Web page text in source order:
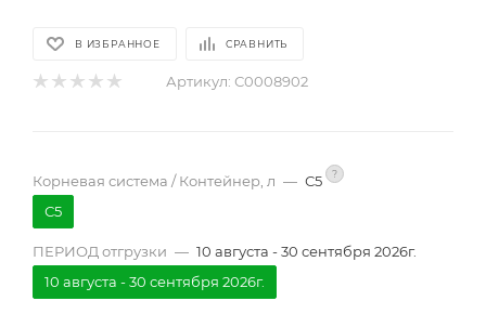
В ИЗБРАННОЕ СРАВНИТЬ
Артикул: С0008902
Корневая система / Контейнер, л — С5 ?
С5
ПЕРИОД отгрузки — 10 августа - 30 сентября 2026г.
10 августа - 30 сентября 2026г.